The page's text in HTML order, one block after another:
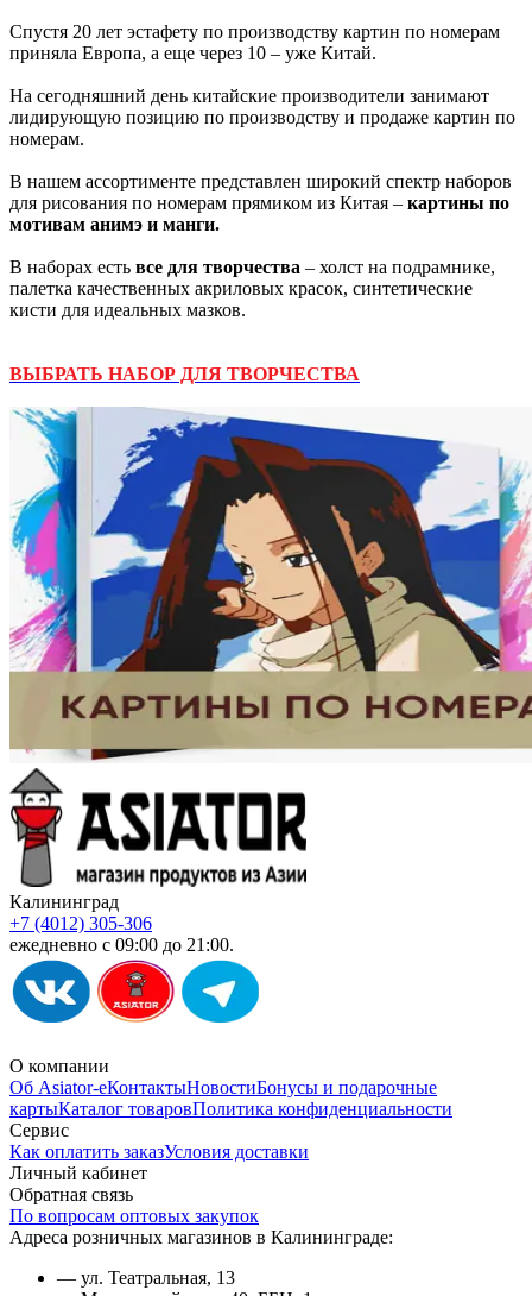
Спустя 20 лет эстафету по производству картин по номерам
приняла Европа, а еще через 10 – уже Китай.
На сегодняшний день китайские производители занимают
лидирующую позицию по производству и продаже картин по
номерам.
В нашем ассортименте представлен широкий спектр наборов
для рисования по номерам прямиком из Китая – картины по
мотивам анимэ и манги.
В наборах есть все для творчества – холст на подрамнике,
палетка качественных акриловых красок, синтетические
кисти для идеальных мазков.
ВЫБРАТЬ НАБОР ДЛЯ ТВОРЧЕСТВА
Калининград
+7 (4012) 305-306
ежедневно с 09:00 до 21:00.
О компании
Об Asiator-еКонтактыНовостиБонусы и подарочные
картыКаталог товаровПолитика конфиденциальности
Сервис
Как оплатить заказУсловия доставки
Личный кабинет
Обратная связь
По вопросам оптовых закупок
Адреса розничных магазинов в Калининграде:
— ул. Театральная, 13